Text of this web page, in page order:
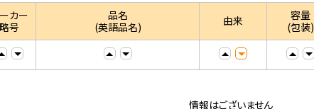
カー
略号
品名
(英語品名)
由来
容量
(包装)
情報はございません